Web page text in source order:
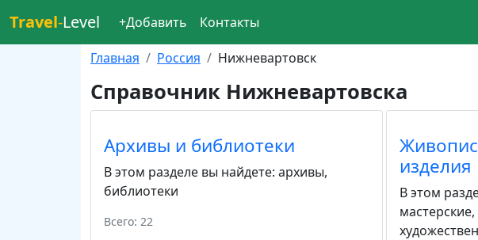
Travel-Level +Добавить Контакты
Главная Россия Нижневартовск
Справочник Нижневартовска
Архивы и библиотеки
В этом разделе вы найдете: архивы,
библиотеки
Всего: 22
изделия
В этом
мастерские,